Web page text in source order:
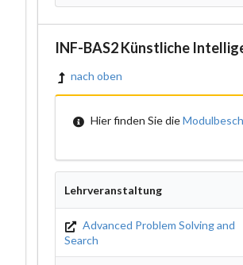
INF-BAS2 Künstliche
nach oben
Hier finden Sie die
Lehrveranstaltung
Advanced Problem Solving and
Search